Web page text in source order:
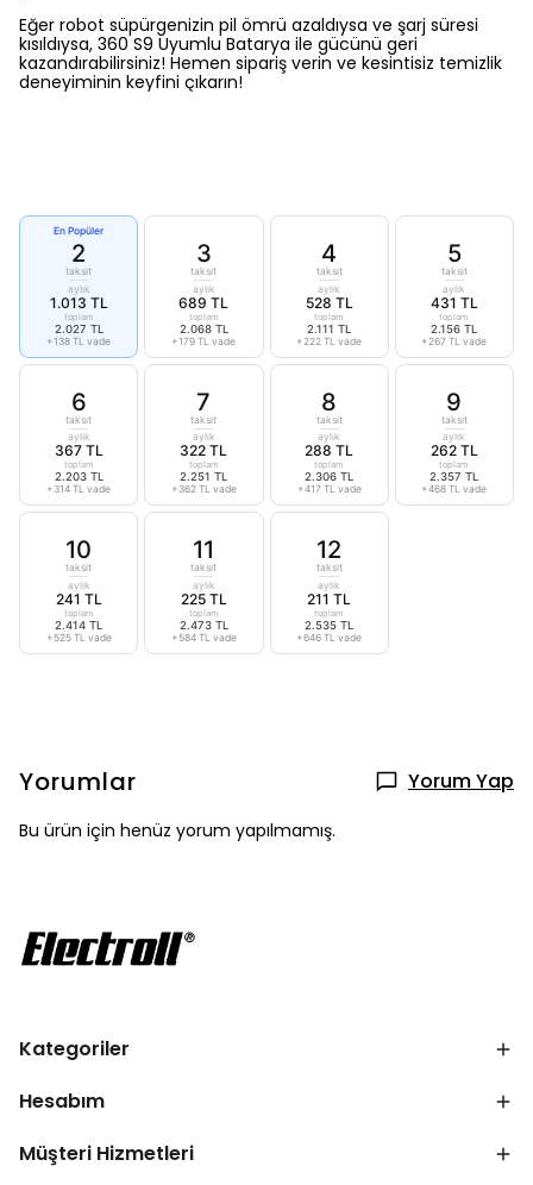
Eğer robot süpürgenizin pil ömrü azaldıysa ve şarj süresi
kısıldıysa, 360 S9 Uyumlu Batarya ile gücünü geri
kazandırabilirsiniz! Hemen sipariş verin ve kesintisiz temizlik
deneyiminin keyfini çıkarın!
En Popüler
2
taksit
aylık
1.013 TL
toplam
2.027 TL
+138 TL vade
3
taksit
aylık
689 TL
toplam
2.068 TL
+179 TL vade
4
taksit
aylık
528 TL
toplam
2.111 TL
+222 TL vade
5
taksit
aylık
431 TL
toplam
2.156 TL
+267 TL vade
6
taksit
aylık
367 TL
toplam
2.203 TL
+314 TL vade
7
taksit
aylık
322 TL
toplam
2.251 TL
+362 TL vade
8
taksit
aylık
288 TL
toplam
2.306 TL
+417 TL vade
9
taksit
aylık
262 TL
toplam
2.357 TL
+468 TL vade
10
taksit
aylık
241 TL
toplam
2.414 TL
+525 TL vade
11
taksit
aylık
225 TL
toplam
2.473 TL
+584 TL vade
12
taksit
aylık
211 TL
toplam
2.535 TL
+646 TL vade
Yorumlar Yorum Yap
Bu ürün için henüz yorum yapılmamış.
Kategoriler
Hesabım
Müşteri Hizmetleri